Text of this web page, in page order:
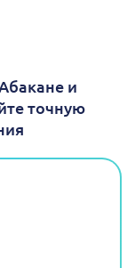
и
точную